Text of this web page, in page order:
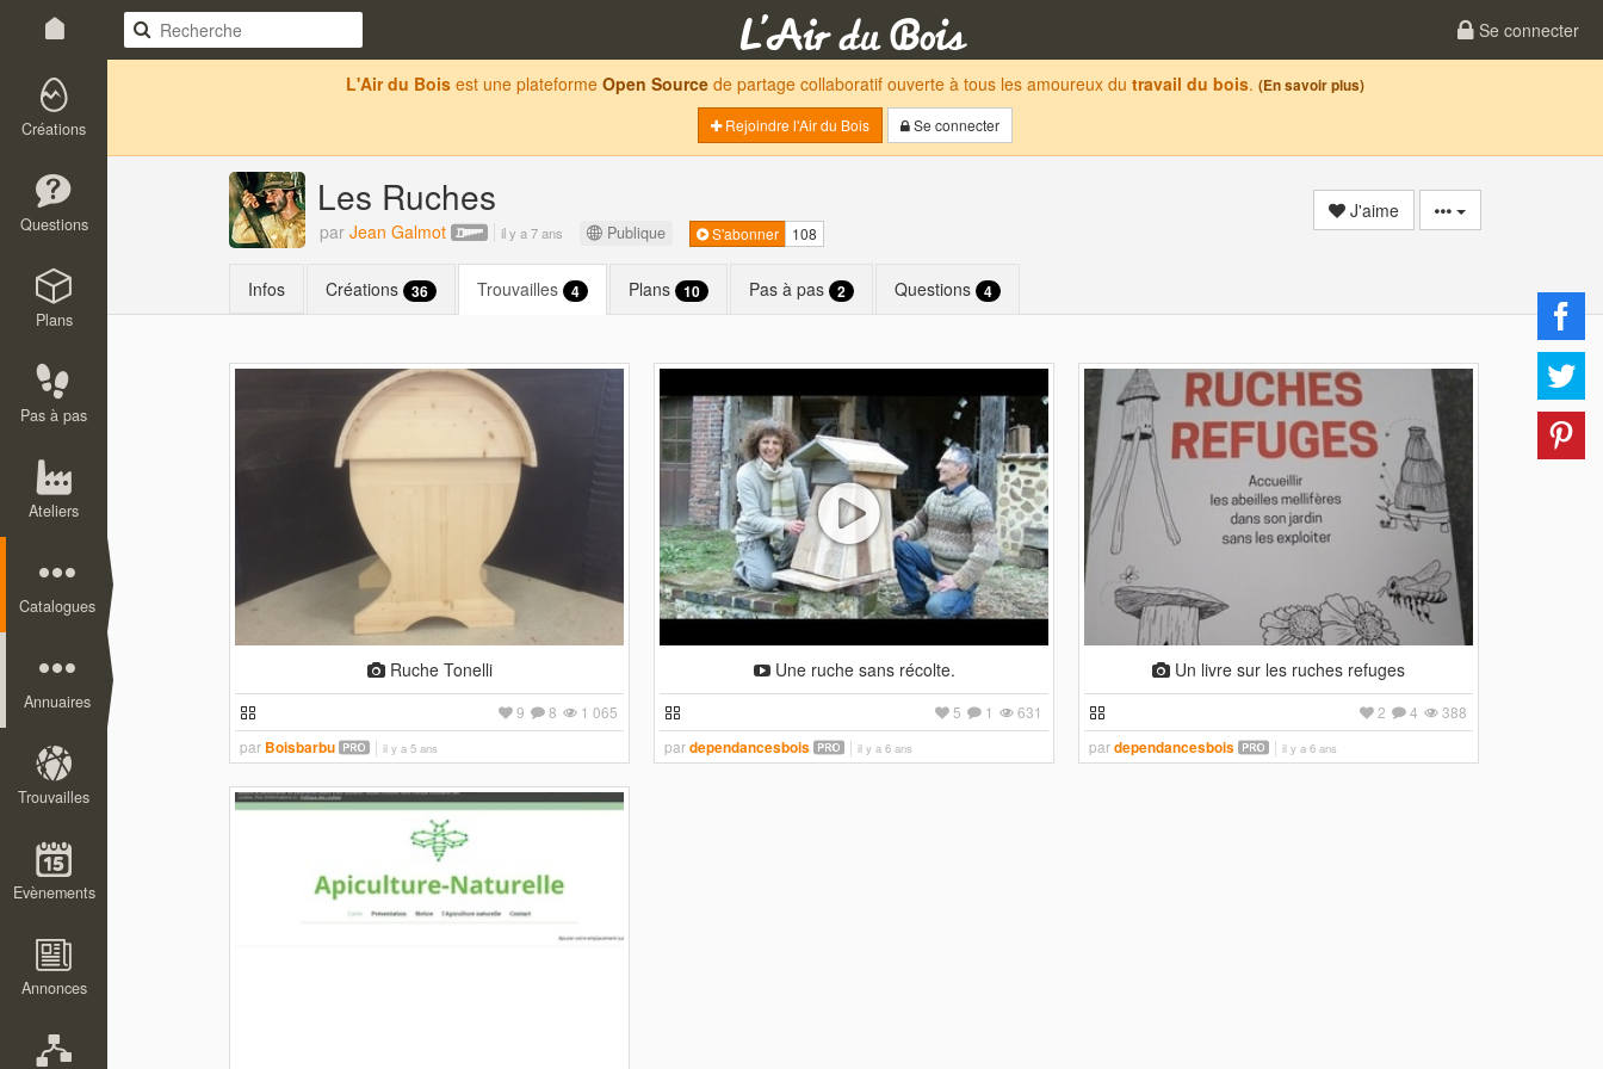
Se connecter
Créations
Questions
Plans
Pas à pas
Ateliers
Catalogues
Annuaires
Trouvailles
Evènements
Annonces
L'Air du Bois est une plateforme Open Source de partage collaboratif ouverte à tous les amoureux du travail du bois. (En savoir plus)
Rejoindre l'Air du Bois
Se connecter
Les Ruches
par Jean Galmot il y a 7 ans Publique S'abonner 108
J'aime
Infos Créations 36 Trouvailles 4 Plans 10 Pas à pas 2 Questions 4
Ruche Tonelli
1 065
8
9
par Boisbarbu il y a 5 ans
Une ruche sans récolte.
631
1
5
pardependancesbois il y a 6 ans
Un livre sur les ruches refuges
388
4
2
pardependancesbois il y a 6 ans